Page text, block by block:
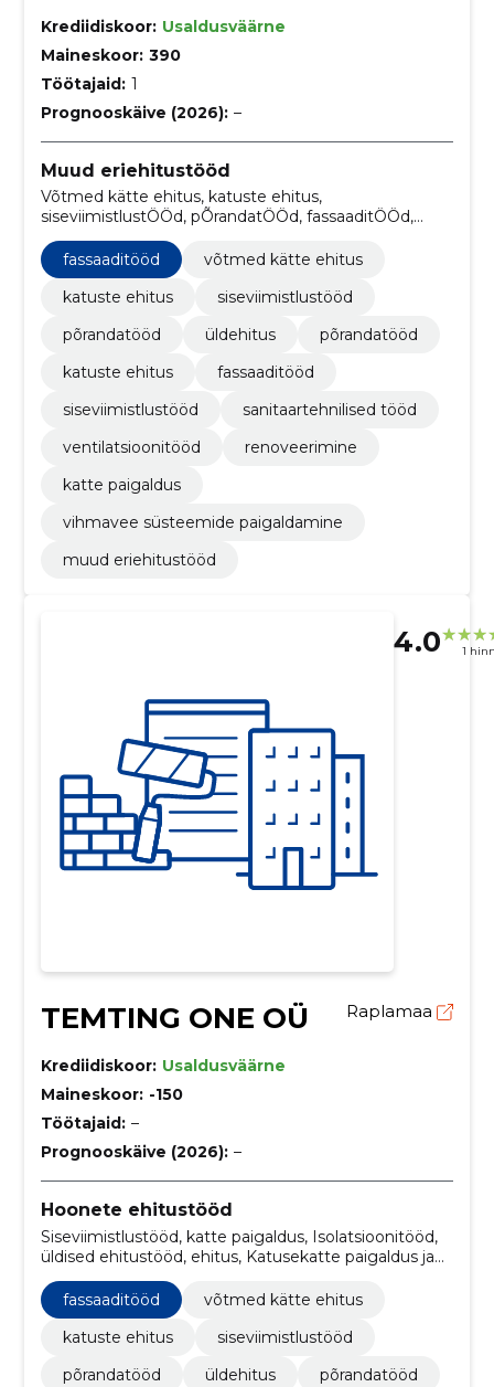
Krediidiskoor: Usaldusväärne
Maineskoor: 390
Töötajaid: 1
Prognooskäive (2026): –
Muud eriehitustööd
Võtmed kätte ehitus, katuste ehitus,
siseviimistlustÖÖd, pÕrandatÖÖd, fassaaditÖÖd,
Üldehitus, Põrandatööd, katuste ehitus, fassaaditööd,
Siseviimistlustööd
fassaaditööd
võtmed kätte ehitus
katuste ehitus
siseviimistlustööd
põrandatööd
üldehitus
põrandatööd
katuste ehitus
fassaaditööd
siseviimistlustööd
sanitaartehnilised tööd
ventilatsioonitööd
renoveerimine
katte paigaldus
vihmavee süsteemide paigaldamine
muud eriehitustööd
4.0 1
TEMTING ONE OÜ Raplamaa
Krediidiskoor: Usaldusväärne
Maineskoor: -150
Töötajaid: –
Prognooskäive (2026): –
Hoonete ehitustööd
Siseviimistlustööd, katte paigaldus, Isolatsioonitööd,
üldised ehitustööd, ehitus, Katusekatte paigaldus ja
remont, vihmavee süsteemide paigaldamine,
renoveerimine, Ventilatsioonitööd, sanitaartehnilised
tööd
fassaaditööd
võtmed kätte ehitus
katuste ehitus
siseviimistlustööd
põrandatööd
üldehitus
põrandatööd